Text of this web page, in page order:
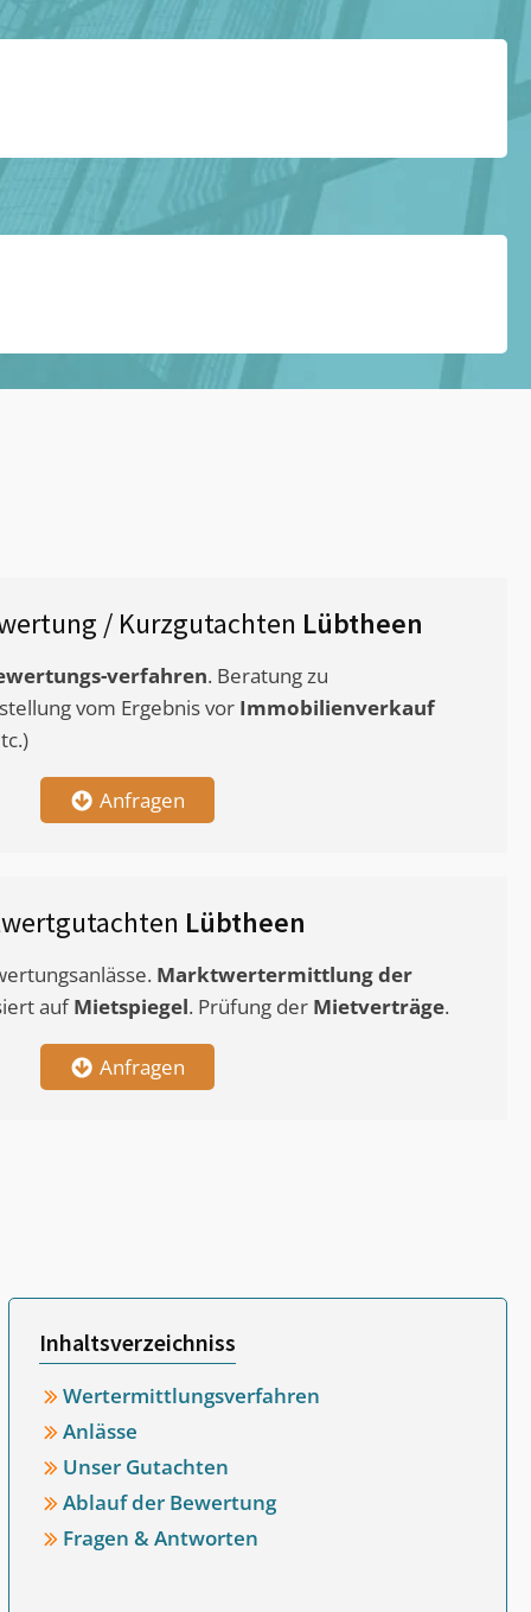
/ Kurzgutachten Lübtheen
verfahren. Beratung zu
vom Ergebnis vor Immobilienverkauf
Anfragen
Lübtheen
Marktwertermittlungder
aufMietspiegel. Prüfung der Mietverträge.
Anfragen
Inhaltsverzeichniss
Wertermittlungsverfahren
Anlässe
Unser Gutachten
Ablauf der Bewertung
Fragen & Antworten